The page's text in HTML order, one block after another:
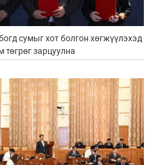
сумыг хот болгон хөгжүүлэхэд
төгрөг зарцуулна